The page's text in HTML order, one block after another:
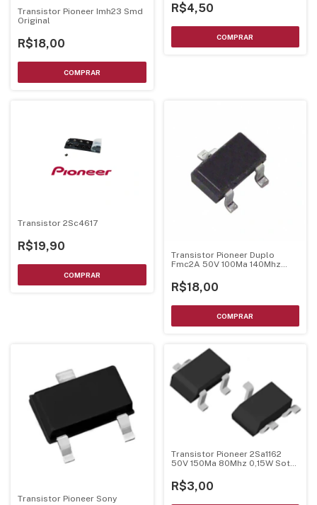
Transistor Pioneer Imh23 Smd
Original
R$18,00
R$4,50
Transistor 2Sc4617
R$19,90
Transistor Pioneer Duplo
Fmc2A 50V 100Ma 140Mhz
R$18,00
Transistor Pioneer Sony
Transistor Pioneer 2Sa1162
50V 150Ma 80Mhz 0,15W Sot-
R$3,00